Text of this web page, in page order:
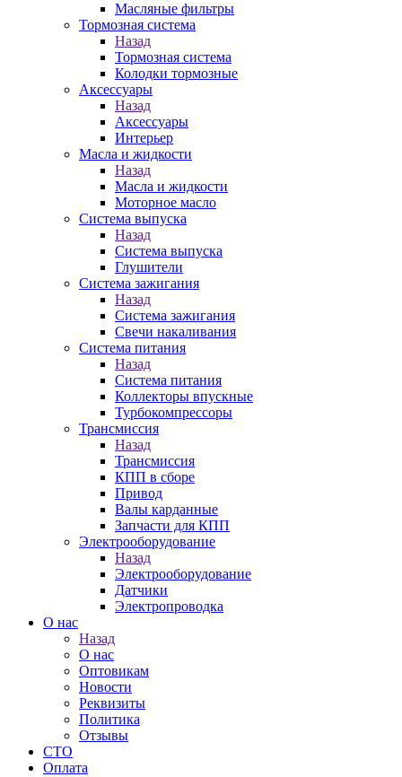
Масляные фильтры
Тормозная система
Назад
Тормозная система
Колодки тормозные
Аксессуары
Назад
Аксессуары
Интерьер
Масла и жидкости
Назад
Масла и жидкости
Моторное масло
Система выпуска
Назад
Система выпуска
Глушители
Система зажигания
Назад
Система зажигания
Свечи накаливания
Система питания
Назад
Система питания
Коллекторы впускные
Турбокомпрессоры
Трансмиссия
Назад
Трансмиссия
КПП в сборе
Привод
Валы карданные
Запчасти для КПП
Электрооборудование
Назад
Электрооборудование
Датчики
Электропроводка
О нас
Назад
О нас
Оптовикам
Новости
Реквизиты
Политика
Отзывы
СТО
Оплата